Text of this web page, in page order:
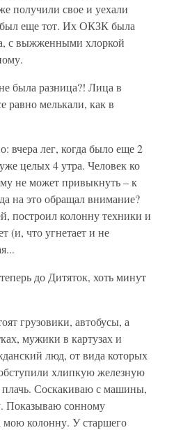
получили свое и уехали
еще тот. Их ОКЗК была
с выжженными хлоркой
была разница?! Лица в
равно мелькали, как в
вчера лег, когда было еще 2
целых 4 утра. Человек ко
не может привыкнуть – к
на это обращал внимание?
построил колонну техники и
(и, что угнетает и не
до Дитяток, хоть минут
грузовики, автобусы, а
мужики в картузах и
люд, от вида которых
хлипкую железную
Соскакиваю с машины,
Показываю сонному
колонну. У старшего